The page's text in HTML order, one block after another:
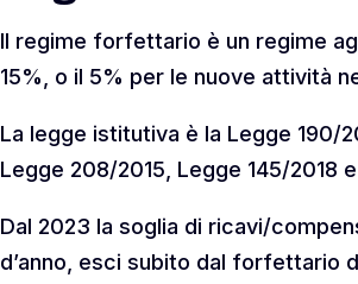
Il regime forfettario è un regime
15%, o il 5% per le nuove attività
La legge istitutiva è la Legge 190/
Legge 208/2015, Legge 145/2018
Dal 2023 la soglia di ricavi/
d’anno, esci subito dal forfettario